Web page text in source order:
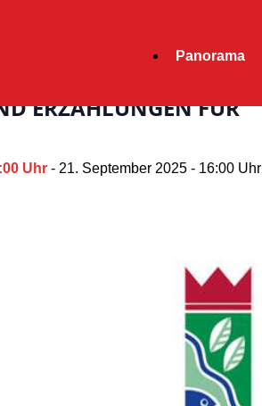
Panorama
ERZÄHLUNGEN FÜR
Uhr - 21. September 2025 - 16:00 Uhr